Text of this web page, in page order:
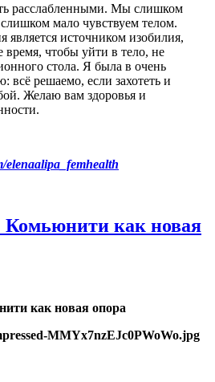
расслабленными. Мы слишком
мало чувствуем телом.
является источником изобилия,
время, чтобы уйти в тело, не
стола. Я была в очень
всё решаемо, если захотеть и
Желаю вам здоровья и
elenaalipa_femhealth
как новая
как новая опора